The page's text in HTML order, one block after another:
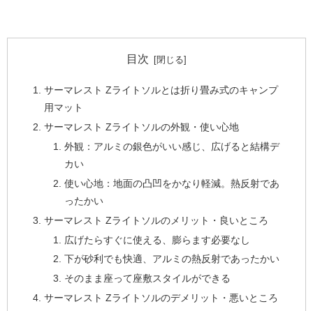
目次
サーマレスト Zライトソルとは折り畳み式のキャンプ
用マット
サーマレスト Zライトソルの外観・使い心地
外観：アルミの銀色がいい感じ、広げると結構デ
カい
使い心地：地面の凸凹をかなり軽減。熱反射であ
ったかい
サーマレスト Zライトソルのメリット・良いところ
広げたらすぐに使える、膨らます必要なし
下が砂利でも快適、アルミの熱反射であったかい
そのまま座って座敷スタイルができる
サーマレスト Zライトソルのデメリット・悪いところ